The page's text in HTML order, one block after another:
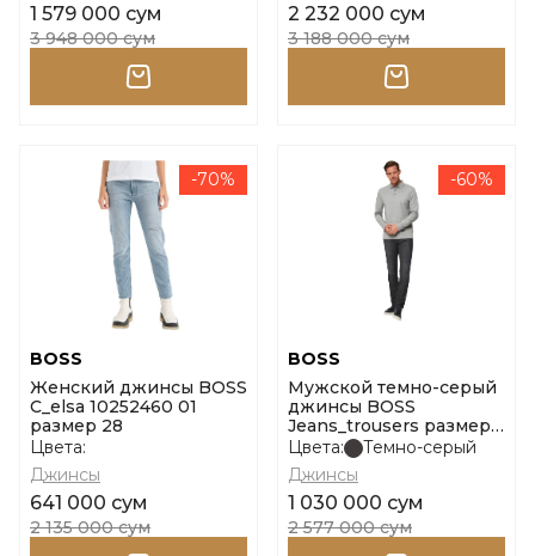
1 579 000 сум
3 948 000 сум
2 232 000 сум
3 188 000 сум
-70%
BOSS
Женский джинсы BOSS
C_elsa 10252460 01
размер 28
Цвета:
Джинсы
641 000 сум
2 135 000 сум
-60%
BOSS
Мужской темно-серый
джинсы BOSS
Jeans_trousers размер
31
Цвета:
Темно-серый
Джинсы
1 030 000 сум
2 577 000 сум